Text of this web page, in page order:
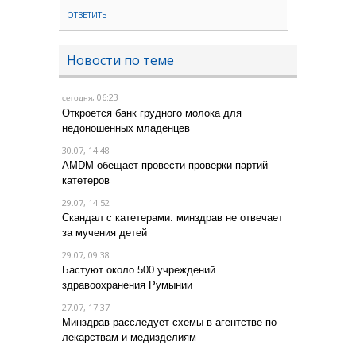
ОТВЕТИТЬ
Новости по теме
сегодня, 06:23
Откроется банк грудного молока для
недоношенных младенцев
30.07, 14:48
AMDM обещает провести проверки партий
катетеров
29.07, 14:52
Скандал с катетерами: минздрав не отвечает
за мучения детей
29.07, 09:38
Бастуют около 500 учреждений
здравоохранения Румынии
27.07, 17:37
Минздрав расследует схемы в агентстве по
лекарствам и медизделиям